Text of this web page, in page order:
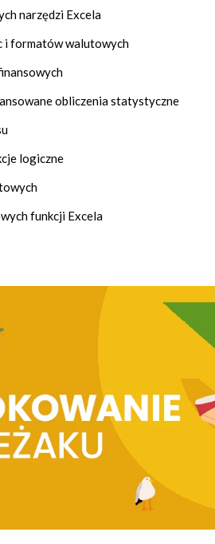
narzędzi Excela
i formatów walutowych
obliczenia statystyczne
logiczne
funkcji Excela